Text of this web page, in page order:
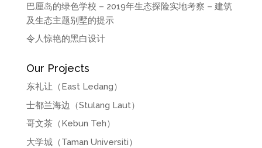
巴厘岛的绿色学校 – 2019年生态探险实地考察 – 建筑
及生态主题别墅的提示
令人惊艳的黑白设计
Our Projects
东礼让（East Ledang）
士都兰海边（Stulang Laut）
哥文茶（Kebun Teh）
大学城（Taman Universiti）